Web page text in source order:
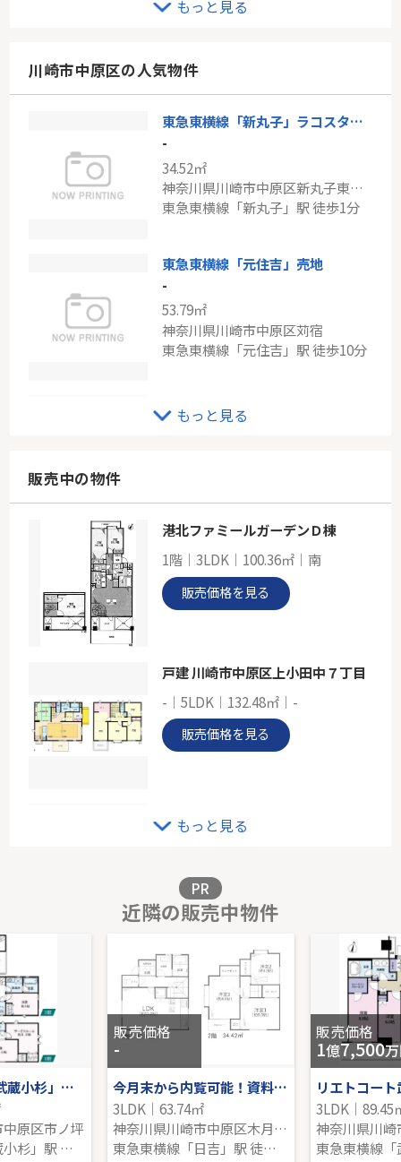
-
108.47㎡
神奈川県川崎市麻生区王禅寺東６丁目
もっと見る
川崎市中原区の人気物件
東急東横線「新丸子」ラコスタ新丸子3
-
34.52㎡
神奈川県川崎市中原区新丸子東１丁目
東急東横線「新丸子」駅 徒歩1分
東急東横線「元住吉」売地
-
53.79㎡
神奈川県川崎市中原区苅宿
東急東横線「元住吉」駅 徒歩10分
川崎平間ガーデンハウス
-
-
77.52㎡
もっと見る
販売中の物件
港北ファミールガーデンＤ棟
1階｜3LDK｜100.36㎡｜南
販売価格を見る
戸建 川崎市中原区上小田中７丁目
-｜5LDK｜132.48㎡｜-
販売価格を見る
販売価格を見る
戸建 横浜市戸塚区汲沢４丁目
-｜4LDK｜105.37㎡｜-
販売価格を見る
もっと見る
PR
近隣の販売中物件
JR横須賀線「武蔵小杉」中古戸建
原区市ノ坪
横須賀線「武蔵小杉」駅 徒歩16分
販売価格
-
今月末から内覧可能！資料請求はお早めに！～川崎市中原区木月４丁目～
3LDK｜63.74㎡
神奈川県川崎市中原区木月４丁目
東急東横線「日吉」駅 徒歩18分
販売価格
1億7,500
3LDK｜89.45
神奈川県川